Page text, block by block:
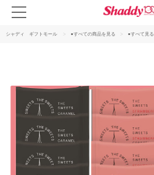
シャディ ギフトモール ●すべての商品を見る ●すべて見る